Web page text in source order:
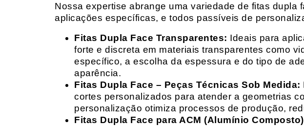
Nossa expertise abrange uma variedade de fitas
aplicações específicas, e todos passíveis de
Fitas Dupla Face Transparentes: Ideais para
forte e discreta em materiais transparentes como
específico, a escolha da espessura e do tipo de
aparência.
Fitas Dupla Face – Peças Técnicas Sob Medida:
cortes personalizados para atender a geometrias
personalização otimiza processos de produção,
Fitas Dupla Face para ACM (Alumínio